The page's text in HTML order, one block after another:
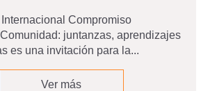
Compromiso
juntanzas, aprendizajes
es una invitación para la...
Ver más